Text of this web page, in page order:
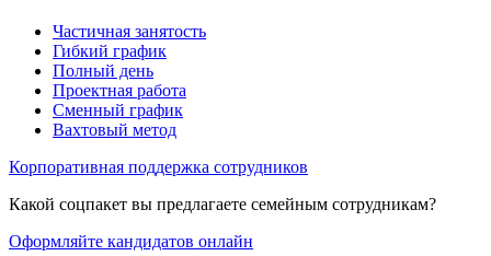
Частичная занятость
Гибкий график
Полный день
Проектная работа
Сменный график
Вахтовый метод
Корпоративная поддержка сотрудников
Какой соцпакет вы предлагаете семейным сотрудникам?
Оформляйте кандидатов онлайн